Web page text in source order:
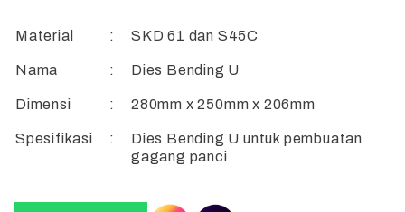
Material : SKD 61 dan S45C
Nama : Dies Bending U
Dimensi : 280mm x 250mm x 206mm
Spesifikasi :
Dies Bending U untuk pembuatan
gagang panci